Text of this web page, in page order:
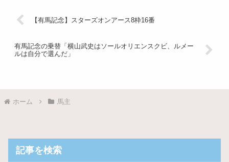
【有馬記念】スターズオンアース8枠16番
有馬記念の乗替「横山武史はソールオリエンスクビ、ルメー
ルは自分で選んだ」
ホーム 馬主
記事を検索